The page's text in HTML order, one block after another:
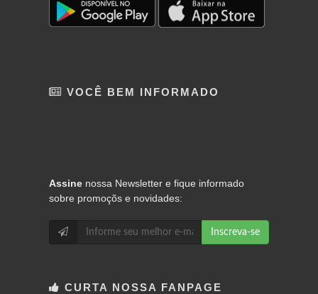
VOCÊ BEM INFORMADO
Assine nossa Newsletter e fique informado
sobre promoçõs e novidades:
Inscreva-se
CURTA NOSSA FANPAGE